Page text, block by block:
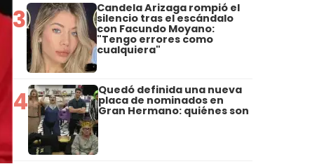
3 Candela Arizaga rompió el
silencio tras el escándalo
con Facundo Moyano:
"Tengo errores como
cualquiera"
4 Quedó definida una nueva
placa de nominados en
Gran Hermano: quiénes son